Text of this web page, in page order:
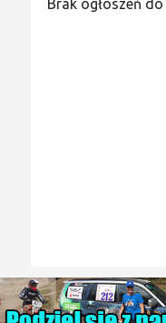
Brak ogłoszeń